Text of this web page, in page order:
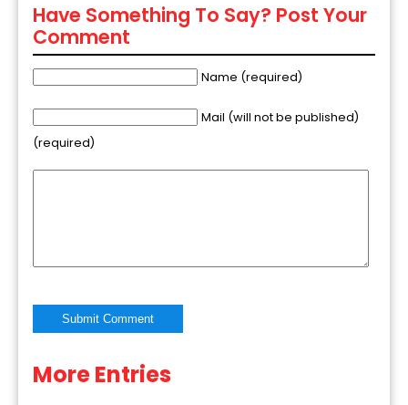
Have Something To Say? Post Your
Comment
Name (required)
Mail (will not be published)
(required)
Alternative:
More Entries